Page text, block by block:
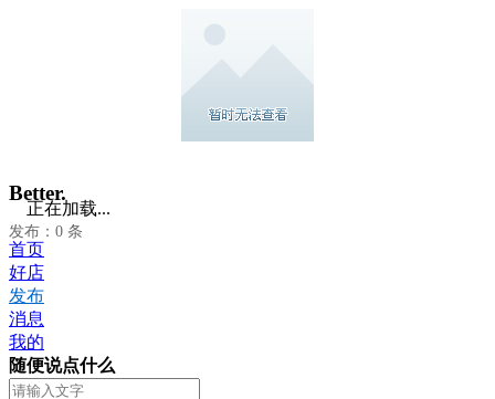
Better.
发布：0 条
正在加载...
首页
好店
发布
消息
我的
随便说点什么